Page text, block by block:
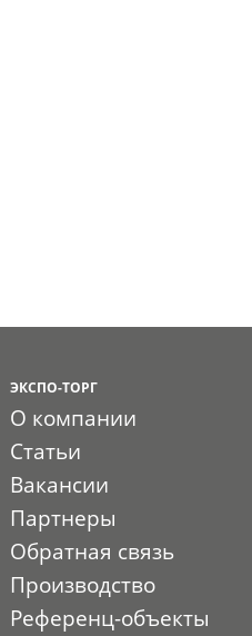
ЭКСПО-ТОРГ
О компании
Статьи
Вакансии
Партнеры
Обратная связь
Производство
Референц-объекты